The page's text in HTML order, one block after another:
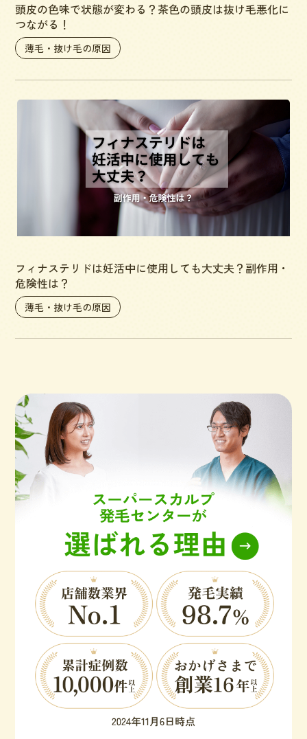
頭皮の色味で状態が変わる？茶色の頭皮は抜け毛悪化に
つながる！
薄毛・抜け毛の原因
フィナステリドは妊活中に使用しても大丈夫？副作用・
危険性は？
薄毛・抜け毛の原因